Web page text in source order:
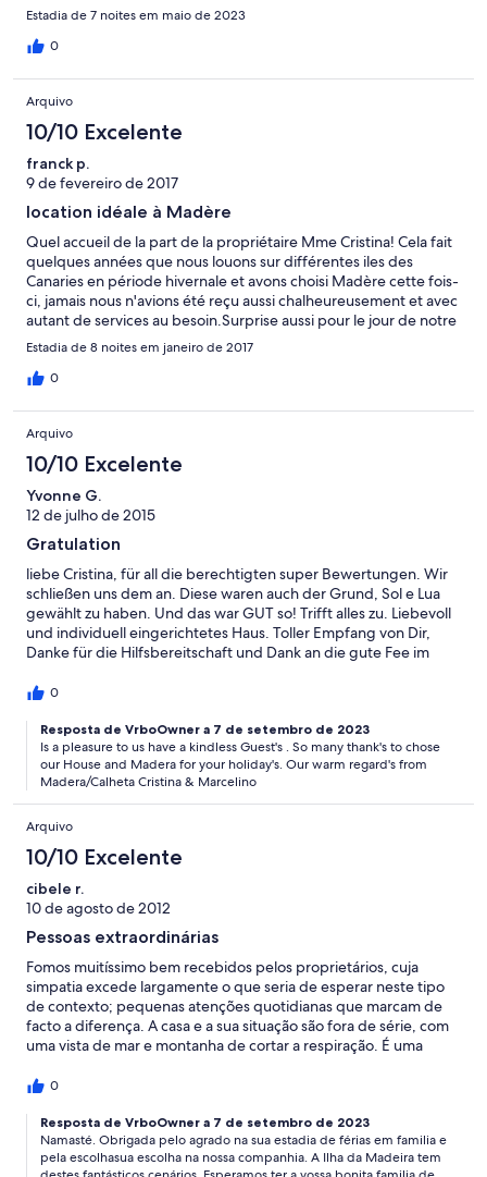
Estadia de 7 noites em maio de 2023
0
Arquivo
10/10 Excelente
franck p.
9 de fevereiro de 2017
location idéale à Madère
Quel accueil de la part de la propriétaire Mme Cristina! Cela fait
quelques années que nous louons sur différentes iles des
Canaries en période hivernale et avons choisi Madère cette fois-
ci, jamais nous n'avions été reçu aussi chalheureusement et avec
autant de services au besoin.Surprise aussi pour le jour de notre
arrivée où un delicieux repas nous attendait. La maison est au-
delà de ce que nous espérions et vraiment exceptionnelle:
équipement, vue, espace de vie et cheminée qui nous a permis
supermarché, plage, et de nombreuses balades grace aux
sentiers qui suivent les levadas; Meme pour les amateurs de
parapente un site de décollage et posé tout près à 1 km. les
routes d'accès sont très bien entretenues et les distances pour
parcourir l'ile assez rapides grace aux nombreux tunnels; un
véhicule de location bien motorisé est indispensable pour se
déplacer pendant votre séjour. Pour tout dire, nul doute, si nous
retournons à Madère, sans hésitation nous relouerons chez
Mme Cristina: Encore un grand merci.
Estadia de 8 noites em janeiro de 2017
0
Arquivo
10/10 Excelente
Yvonne G.
12 de julho de 2015
Gratulation
liebe Cristina, für all die berechtigten super Bewertungen. Wir
schließen uns dem an. Diese waren auch der Grund, Sol e Lua
gewählt zu haben. Und das war GUT so! Trifft alles zu. Liebevoll
und individuell eingerichtetes Haus. Toller Empfang von Dir,
Danke für die Hilfsbereitschaft und Dank an die gute Fee im
war. Wir hoffen, dass euch diese Bewertungen zeigen, dass wir
traumhafte Lage und so nette Vermieter und alles zu einem sehr
guten Preis/Leistungsverhältnis. Bleibt bitte genau so......!!! Wir
haben die Außenküche genossen und dort gegrillt und aufs
Meer geschaut...(trotzdem waren wir einmal in der Pizzeria
Naye - war super, vor allem die Idee, dass man halbe Pizza und
einen tollen Salat dazu wählen kann, als Arrangement...sollten
man in Berlin auch mal einführen...) Und Madeira!
Wunderschön, so wie alle geschwärmt haben, denen ich erzählt
habe, dass es nach Madeira geht (gut, über die Bedingungen
bei der Landung will ich lieber nicht reden - nur 2 von 18
Flugzeugen konnten landen an dem Nachmittag ..Wir danken
den Piloten von Air-Berlin!! )...so schwärmen wir jetzt auch von
Madeira, seinen vielfältigen Landschaften, dem angenehmen
Klima...den Blumen...... Und stimmt, an die Straßen (die auch
mal gesperrt sein können seit Jahren- ohne Hinweis- wie die
große im Hochland ab Encumeada-Pass Richtung Westen)
müssen wir Flachländer uns erst gewöhnen. Ging aber schnell.
abgegeben habe.....und vielleicht sollte man solche
0
Resposta de VrboOwner a 7 de setembro de 2023
Is a pleasure to us have a kindless Guest's . So many thank's to chose
our House and Madera for your holiday's. Our warm regard's from
Madera/Calheta Cristina & Marcelino
Arquivo
10/10 Excelente
cibele r.
10 de agosto de 2012
Pessoas extraordinárias
Fomos muitíssimo bem recebidos pelos proprietários, cuja
simpatia excede largamente o que seria de esperar neste tipo
de contexto; pequenas atenções quotidianas que marcam de
facto a diferença. A casa e a sua situação são fora de série, com
uma vista de mar e montanha de cortar a respiração. É uma
hóspedes podem ainda marcar um jantar típico à moda de
cuja qualidade supera largamente a oferecida pelos melhores
restaurantes.
0
Resposta de VrboOwner a 7 de setembro de 2023
Namasté. Obrigada pelo agrado na sua estadia de férias em familia e
pela escolhasua escolha na nossa companhia. A Ilha da Madeira tem